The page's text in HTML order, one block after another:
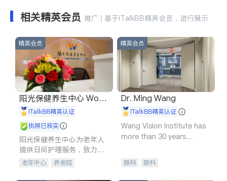
相关精英会员 推广 | 基于iTalkBB精英会员，进行展示
精英会员
阳光保健养生中心 World
shine
iTalkBB精英认证
执照已核实
阳光保健养生中心为老年人
提供日间护理服务，致力于
通过持续的护理创新来有效
老年中心 养老院
精英会员
Dr. Ming Wang
iTalkBB精英认证
Wang Vision Institute has
more than 30 years
眼科 眼科